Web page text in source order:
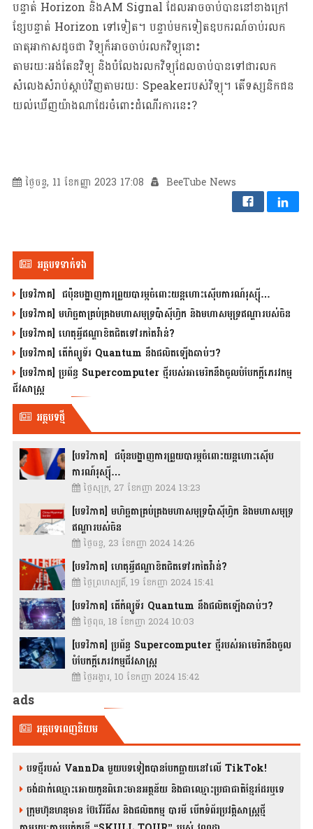
បន្ទាត់ Horizon និងAM Signal ដែលអាចចាប់បាននៅខាងក្រៅ
ខ្សែបន្ទាត់ Horizon ទៅទៀត។ បន្ទាប់មកទៀតឧបករណ៍ចាប់រលក
ធាតុអាកាសដូចជា វិទ្យុក៏អាចចាប់រលកវិទ្យុនោះ
តាមរយៈអង់តែនវិទ្យុ និងបំលែងរលកវិទ្យុដែលចាប់បានទៅជារលក
សំលេងសំរាប់ស្តាប់វិញតាមរយៈ Speakerរបស់វិទ្យុ។ តើទស្សនិកជន
យល់ឃើញយ៉ាងណាដែរចំពោះដំណើរការនេះ?
ថ្ងៃចន្ទ, 11 ខែកញ្ញា 2023 17:08 BeeTube News
អត្ថបទទាក់ទង
[បទវិភាគ] ជប៉ុនបង្ហាញការព្រួយបារម្ភចំពោះយន្តហោះស៊ើបការណ៍រុស្ស៊ី…
[បទវិភាគ] មហិច្ឆតាគ្រប់គ្រងមហាសមុទ្រប៉ាស៊ីហ្វិក និងមហាសមុទ្រឥណ្ឌារបស់ចិន
[បទវិភាគ] ហេតុអ្វីឥណ្ឌាខិតជិតទៅរកតៃវ៉ាន់?
[បទវិភាគ] តើកំព្យូទ័រ Quantum នឹងផលិតឡើងឆាប់ៗ?
[បទវិភាគ] ប្រព័ន្ធ Supercomputer ថ្មីរបស់អាមេរិកនឹងចូលបំបែកក្តីភេរវកម្ម
ជីវសាស្រ្ត
អត្ថបទថ្មី
[បទវិភាគ] ជប៉ុនបង្ហាញការព្រួយបារម្ភចំពោះយន្តហោះស៊ើប
ការណ៍រុស្ស៊ី…
ថ្ងៃសុក្រ, 27 ខែកញ្ញា 2024 13:23
[បទវិភាគ] មហិច្ឆតាគ្រប់គ្រងមហាសមុទ្រប៉ាស៊ីហ្វិក និងមហាសមុទ្រ
ឥណ្ឌារបស់ចិន
ថ្ងៃចន្ទ, 23 ខែកញ្ញា 2024 14:26
[បទវិភាគ] ហេតុអ្វីឥណ្ឌាខិតជិតទៅរកតៃវ៉ាន់?
ថ្ងៃព្រហស្បតិ៍, 19 ខែកញ្ញា 2024 15:41
[បទវិភាគ] តើកំព្យូទ័រ Quantum នឹងផលិតឡើងឆាប់ៗ?
ថ្ងៃពុធ, 18 ខែកញ្ញា 2024 10:03
[បទវិភាគ] ប្រព័ន្ធ Supercomputer ថ្មីរបស់អាមេរិកនឹងចូល
បំបែកក្តីភេរវកម្មជីវសាស្រ្ត
ថ្ងៃអង្គារ, 10 ខែកញ្ញា 2024 15:42
ads
អត្ថបទពេញនិយម
បទថ្មីរបស់ VannDa មួយបទទៀតបានបែកធ្លាយនៅលើ TikTok!
ចង់ដាក់ឈ្មោះអោយកូនពិរោះមានអត្ថន័យ និងជាឈ្មោះប្រជាជាតិខ្មែរដែរឬទេ
ក្រុមហ៊ុនហនុមាន ប៊ែវើរីជីស និង​ផលិតកម្ម បារមី​ បើកទំព័រប្រវត្តិសាស្ត្រថ្មី